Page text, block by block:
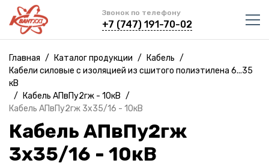
Звонок по телефону
+7 (747) 191-70-02
Главная / Каталог продукции / Кабель /
Кабели силовые с изоляцией из сшитого полиэтилена 6...35
кВ
/
Кабель АПвПу2гж - 10кВ /
Кабель АПвПу2гж 3х35/16 - 10кВ
Кабель АПвПу2гж
3х35/16 - 10кВ